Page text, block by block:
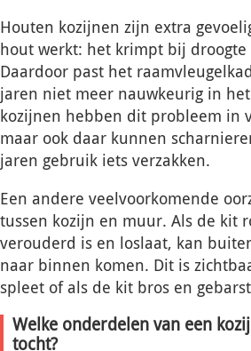
Houten kozijnen zijn extra
hout werkt: het krimpt bij
Daardoor past het
jaren niet meer nauwkeurig in
kozijnen hebben dit probleem in
maar ook daar kunnen
jaren gebruik iets verzakken.
Een andere veelvoorkomende
tussen kozijn en muur. Als de kit
verouderd is en loslaat, kan
naar binnen komen. Dit is
spleet of als de kit bros en
Welke onderdelen van een
tocht?